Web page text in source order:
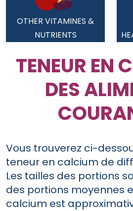
OTHER VITAMINES &
NUTRIENTS
TENEUR EN
DES
Vous trouverez ci-
teneur en calcium de
Les tailles des portions
des portions moyennes
calcium est